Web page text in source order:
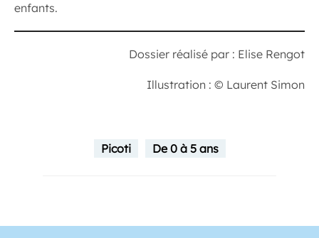
enfants.
Dossier réalisé par : Elise Rengot
Illustration : © Laurent Simon
Picoti De 0 à 5 ans